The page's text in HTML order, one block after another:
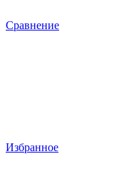
Сравнение
Избранное